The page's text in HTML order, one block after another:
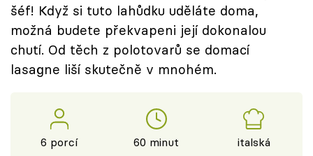
Přihlášení
Sledujte nás
šéf! Když si tuto lahůdku uděláte doma,
možná budete překvapeni její dokonalou
chutí. Od těch z polotovarů se domací
lasagne liší skutečně v mnohém.
6 porcí 60 minut italská